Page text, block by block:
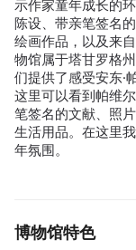
示作家童年成长的
陈设、带亲笔签名
绘画作品，以及来
物馆属于塔甘罗格
们提供了感受安东·
这里可以看到帕维
笔签名的文献、照
生活用品。在这里
年氛围。
博物馆特色